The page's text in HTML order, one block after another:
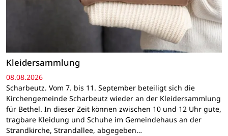
Kleidersammlung
08.08.2026
Scharbeutz. Vom 7. bis 11. September beteiligt sich die
Kirchengemeinde Scharbeutz wieder an der Kleidersammlung
für Bethel. In dieser Zeit können zwischen 10 und 12 Uhr gute,
tragbare Kleidung und Schuhe im Gemeindehaus an der
Strandkirche, Strandallee, abgegeben…